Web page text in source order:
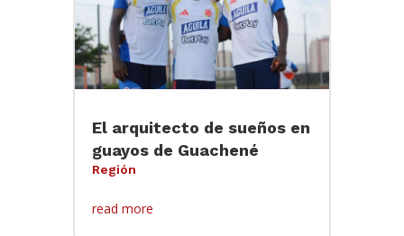
El arquitecto de sueños en
guayos de Guachené
Región
read more